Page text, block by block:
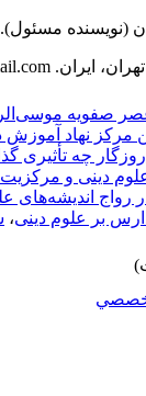
)نویسنده مسئول).
ایران.
صفویه
مرکز نهاد
چه تأثیری
دینی و
رواج اندیشه‌های
بر علوم دینی،